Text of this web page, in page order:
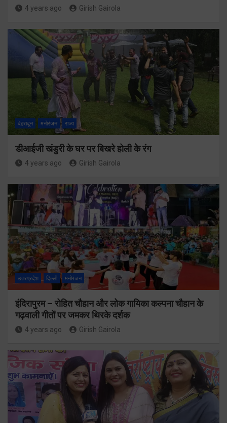
4 years ago Girish Gairola
देहरादून मनोरंजन राज्य
डीआईजी खंडुरी के घर पर बिखरे होली के रंग
4 years ago Girish Gairola
उत्तरप्रदेश दिल्ली मनोरंजन
इंदिरापुरम – रोहित चौहान और लोक गायिका कल्पना चौहान के
गढ़वाली गीतों पर जमकर थिरके दर्शक
4 years ago Girish Gairola